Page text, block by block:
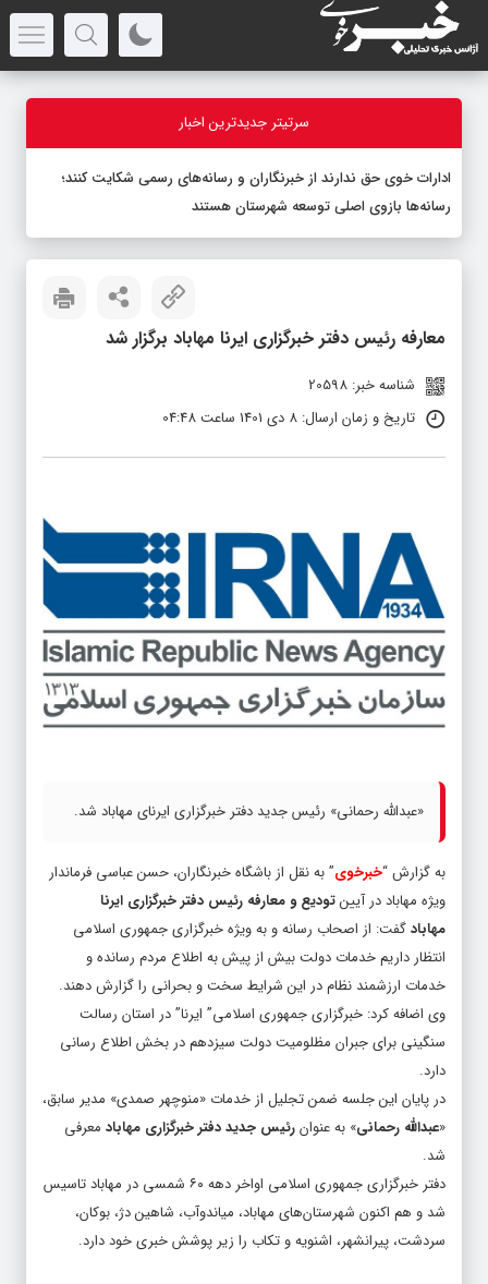
سرتیتر جدیدترین اخبار
ادارات خوی حق ندارند از خبرنگاران و رسانه‌های رسمی شکایت کنند؛
رسانه‌ها بازوی اصلی توسعه شهرستان هستند
معارفه رئیس دفتر خبرگزاری ایرنا مهاباد برگزار شد
شناسه خبر: 20598
تاریخ و زمان ارسال: 8 دی 1401 ساعت 04:48
«عبدالله رحمانی» رئیس جدید دفتر خبرگزاری ایرنای مهاباد شد.
به گزارش “خبرخوی” به نقل از باشگاه خبرنگاران، حسن عباسی فرماندار
ویژه مهاباد در آیینتودیع و معارفه رئیس دفتر خبرگزاری ایرنا
مهابادگفت: از اصحاب رسانه و به ویژه خبرگزاری جمهوری اسلامی
انتظار داریم خدمات دولت بیش از پیش به اطلاع مردم رسانده و
خدمات ارزشمند نظام در این شرایط سخت و بحرانی را گزارش دهند.
وی اضافه کرد: خبرگزاری جمهوری اسلامی” ایرنا” در استان رسالت
سنگینی برای جبران مظلومیت دولت سیزدهم در بخش اطلاع رسانی
دارد.
در پایان این جلسه ضمن تجلیل از خدمات «منوچهر صمدی» مدیر سابق،
«عبدالله رحمانی» به عنوانرئیس جدید دفتر خبرگزاری مهاباد معرفی
شد.
دفتر خبرگزاری جمهوری اسلامی اواخر دهه ۶۰ شمسی در مهاباد تاسیس
شد و هم اکنون شهرستان‌های مهاباد، میاندوآب، شاهین دژ، بوکان،
سردشت، پیرانشهر، اشنویه و تکاب را زیر پوشش خبری خود دارد.